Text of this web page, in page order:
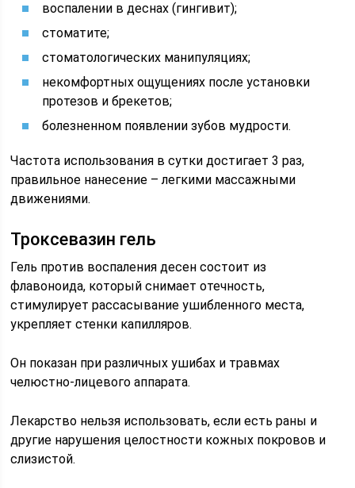
воспалении в деснах (гингивит);
стоматите;
стоматологических манипуляциях;
некомфортных ощущениях после установки
протезов и брекетов;
болезненном появлении зубов мудрости.
Частота использования в сутки достигает 3 раз,
правильное нанесение – легкими массажными
движениями.
Троксевазин гель
Гель против воспаления десен состоит из
флавоноида, который снимает отечность,
стимулирует рассасывание ушибленного места,
укрепляет стенки капилляров.
Он показан при различных ушибах и травмах
челюстно-лицевого аппарата.
Лекарство нельзя использовать, если есть раны и
другие нарушения целостности кожных покровов и
слизистой.